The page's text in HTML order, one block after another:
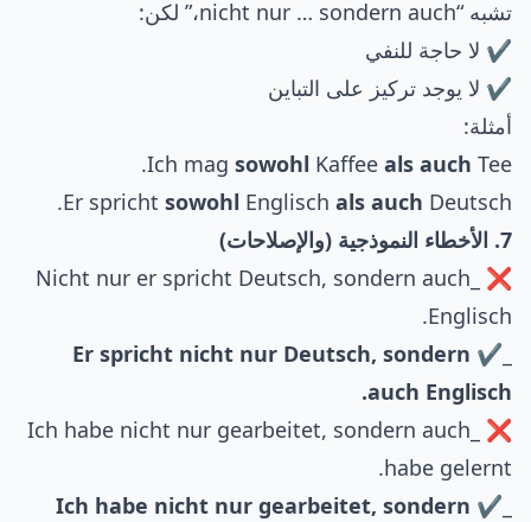
تشبه “nicht nur … sondern auch،” لكن:
✔ لا حاجة للنفي
✔ لا يوجد تركيز على التباين
أمثلة:
Ich mag sowohl Kaffee als auch Tee.
Er spricht sowohl Englisch als auch Deutsch.
7. الأخطاء النموذجية (والإصلاحات)
❌ _Nicht nur er spricht Deutsch, sondern auch
Englisch.
_✔
Er spricht nicht nur Deutsch, sondern
auch Englisch.
❌ _Ich habe nicht nur gearbeitet, sondern auch
habe gelernt.
_✔
Ich habe nicht nur gearbeitet, sondern